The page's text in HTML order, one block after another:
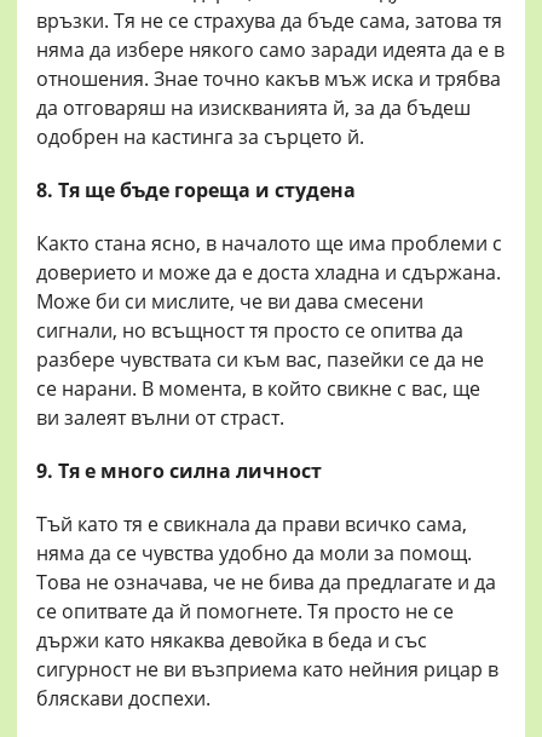
връзки. Тя не се страхува да бъде сама, затова тя
няма да избере някого само заради идеята да е в
отношения. Знае точно какъв мъж иска и трябва
да отговаряш на изискванията й, за да бъдеш
одобрен на кастинга за сърцето й.
8. Тя ще бъде гореща и студена
Както стана ясно, в началото ще има проблеми с
доверието и може да е доста хладна и сдържана.
Може би си мислите, че ви дава смесени
сигнали, но всъщност тя просто се опитва да
разбере чувствата си към вас, пазейки се да не
се нарани. В момента, в който свикне с вас, ще
ви залеят вълни от страст.
9. Тя е много силна личност
Тъй като тя е свикнала да прави всичко сама,
няма да се чувства удобно да моли за помощ.
Това не означава, че не бива да предлагате и да
се опитвате да й помогнете. Тя просто не се
държи като някаква девойка в беда и със
сигурност не ви възприема като нейния рицар в
бляскави доспехи.